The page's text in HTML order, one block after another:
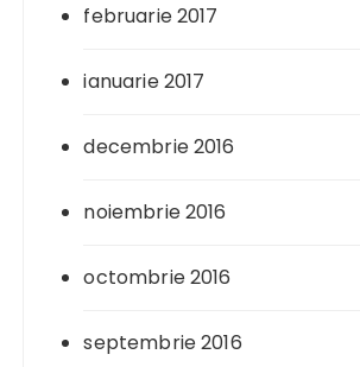
februarie 2017
ianuarie 2017
decembrie 2016
noiembrie 2016
octombrie 2016
septembrie 2016